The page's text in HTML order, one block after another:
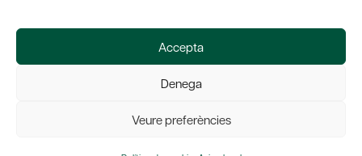
Accepta
Denega
Veure preferències
© 2026 Societat Econòmica Barcelonesa d'Amics del País
Web by Ideamatic